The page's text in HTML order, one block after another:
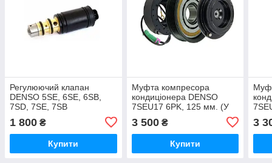
Регулюючий клапан
DENSO 5SE, 6SE, 6SB,
7SD, 7SE, 7SB
MERCEDES (EK20-7014,
E20-7014, EV00110,
KTT060027)
1 800 ₴
Купити
Муфта компресора
кондиціонера DENSO
7SEU17 6PK, 125 мм. (У
3 500₴
Купити
3